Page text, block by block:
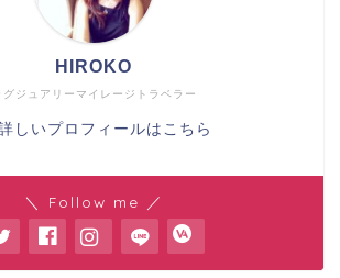
グジュアリーマイレージトラベラー
HIROKO
しいプロフィールはこちら
＼ Follow me ／